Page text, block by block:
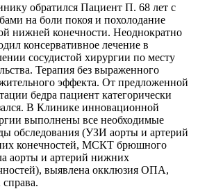
обратился Пациент П. 68 лет с
на боли покоя и похолодание
нижней конечности. Неоднократно
консервативное лечение в
сосудистой хирургии по месту
Терапия без выраженного
эффекта. От предложенной
бедра пациент категорически
В Клинике инновационной
выполнены все необходимые
обследования (УЗИ аорты и артерий
конечностей, МСКТ брюшного
аорты и артерий нижних
выявлена окклюзия ОПА,